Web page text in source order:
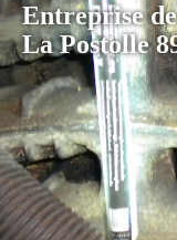
Entreprise
La Postolle